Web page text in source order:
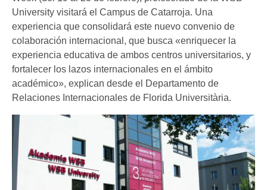
University visitará el Campus de Catarroja. Una
experiencia que consolidará este nuevo convenio de
colaboración internacional, que busca «enriquecer la
experiencia educativa de ambos centros universitarios, y
fortalecer los lazos internacionales en el ámbito
académico», explican desde el Departamento de
Relaciones Internacionales de Florida Universitària.